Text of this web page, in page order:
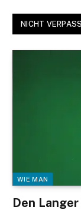
NICHT
WIE MAN
Den